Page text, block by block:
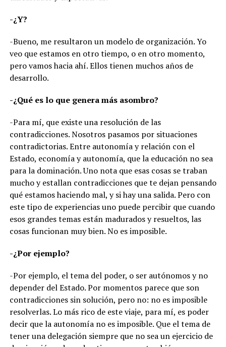
-¿Y?
-Bueno, me resultaron un modelo de organización. Yo
veo que estamos en otro tiempo, o en otro momento,
pero vamos hacia ahí. Ellos tienen muchos años de
desarrollo.
-¿Qué es lo que genera más asombro?
-Para mí, que existe una resolución de las
contradicciones. Nosotros pasamos por situaciones
contradictorias. Entre autonomía y relación con el
Estado, economía y autonomía, que la educación no sea
para la dominación. Uno nota que esas cosas se traban
mucho y estallan contradicciones que te dejan pensando
qué estamos haciendo mal, y si hay una salida. Pero con
este tipo de experiencias uno puede percibir que cuando
esos grandes temas están madurados y resueltos, las
cosas funcionan muy bien. No es imposible.
-¿Por ejemplo?
-Por ejemplo, el tema del poder, o ser autónomos y no
depender del Estado. Por momentos parece que son
contradicciones sin solución, pero no: no es imposible
resolverlas. Lo más rico de este viaje, para mí, es poder
decir que la autonomía no es imposible. Que el tema de
tener una delegación siempre que no sea un ejercicio de